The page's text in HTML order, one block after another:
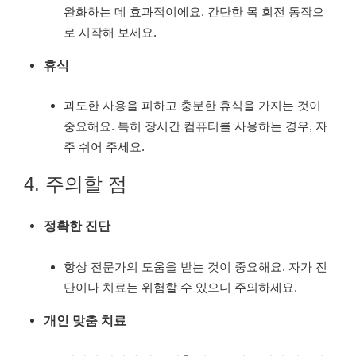
완화하는 데 효과적이에요. 간단한 목 회전 동작으
로 시작해 보세요.
휴식
과도한 사용을 피하고 충분한 휴식을 가지는 것이
중요해요. 특히 장시간 컴퓨터를 사용하는 경우, 자
주 쉬어 주세요.
4. 주의할 점
정확한 진단
항상 전문가의 도움을 받는 것이 중요해요. 자가 진
단이나 치료는 위험할 수 있으니 주의하세요.
개인 맞춤 치료